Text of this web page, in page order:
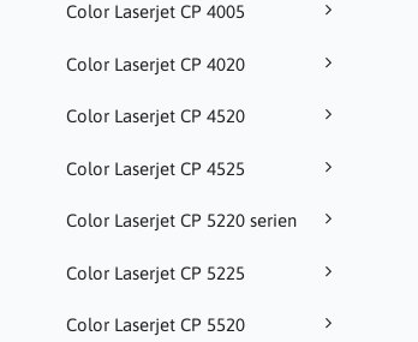
Color Laserjet CP 4005
Color Laserjet CP 4020
Color Laserjet CP 4520
Color Laserjet CP 4525
Color Laserjet CP 5220 serien
Color Laserjet CP 5225
Color Laserjet CP 5520